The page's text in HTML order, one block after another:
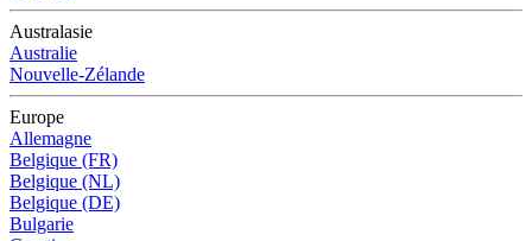
Australasie
Australie
Nouvelle-Zélande
Europe
Allemagne
Belgique (FR)
Belgique (NL)
Belgique (DE)
Bulgarie